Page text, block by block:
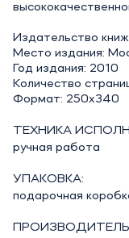
Издательство
Место издания:
Год издания: 2010
Количество
Формат: 250х340
ТЕХНИКА
ручная работа
УПАКОВКА:
подарочная